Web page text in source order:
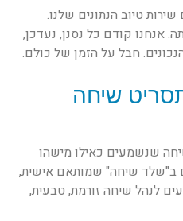
טיוב הנתונים שלנו.
אנחנו קודם כל נסנן, נעדכן,
חבל על הזמן של כולם.
התסריט שיחה
שנשמעים כאילו מישהו
ב"שלד שיחה" שמותאם אישית,
לנהל שיחה זורמת, טבעית,